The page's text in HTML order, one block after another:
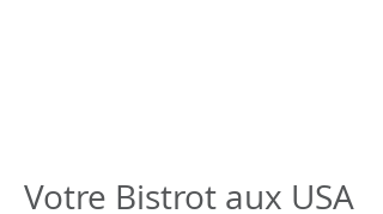
Votre Bistrot aux USA